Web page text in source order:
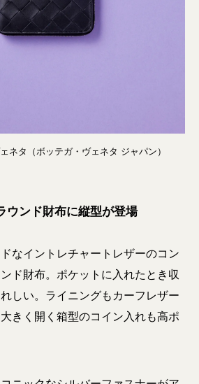
ネタ（ボッテガ・ヴェネタ ジャパン）
ウンド財布に縦型が登場
なイントレチャートレザーのコン
ド財布。ポケットに入れたとき収
しい。ライニングもカーフレザー
きく開く箱型のコイン入れも高ポ